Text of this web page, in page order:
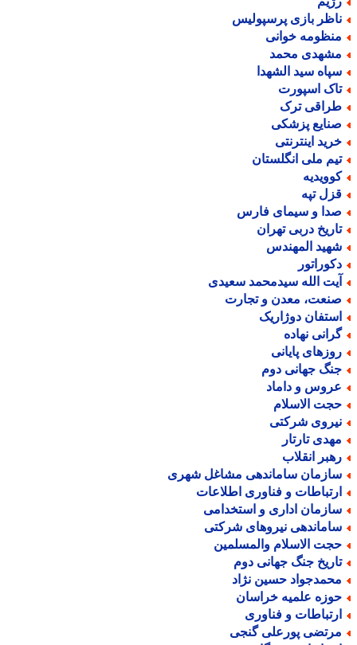
بازی پرسپولیس
خوانی
محمد
سید الشهدا
اسپورت
ترک
پزشکی
اینترنتی
ملی انگلستان
تپه
و سیمای فارس
دربی تهران
المهندس
الله سیدمحمد سعیدی
معدن و تجارت
دوژاریک
نهاده
پایانی
جهانی دوم
و داماد
الاسلام
شرکتی
تارتار
انقلاب
ساماندهی مشاغل شهری
و فناوری اطلاعات
اداری و استخدامی
نیروهای شرکتی
الاسلام والمسلمین
جنگ جهانی دوم
حسین نژاد
علمیه خراسان
و فناوری
پورعلی گنجی